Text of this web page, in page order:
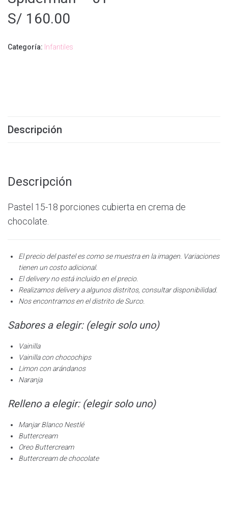
S/ 160.00
Categoría: Infantiles
Descripción
Descripción
Pastel 15-18 porciones cubierta en crema de
chocolate.
El precio del pastel es como se muestra en la imagen. Variaciones
tienen un costo adicional.
El delivery no está incluido en el precio.
Realizamos delivery a algunos distritos, consultar disponibilidad.
Nos encontramos en el distrito de Surco.
Sabores a elegir: (elegir solo uno)
Vainilla
Vainilla con chocochips
Limon con arándanos
Naranja
Relleno a elegir: (elegir solo uno)
Manjar Blanco Nestlé
Buttercream
Oreo Buttercream
Buttercream de chocolate